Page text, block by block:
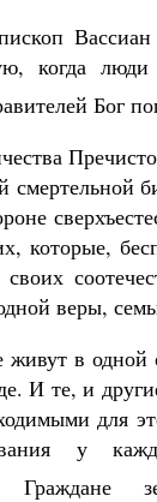
когда
Бог
смертельной
которые,
своих
веры,
живут в одной
И те, и
для
у